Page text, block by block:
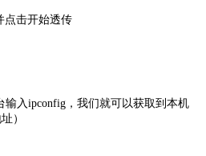
点击开始透传
输入ipconfig，我们就可以获取到本机
）